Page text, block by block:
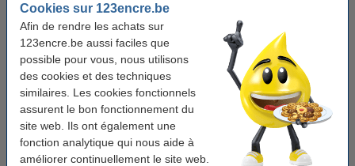
Cookies sur 123encre.be
Afin de rendre les achats sur
123encre.be aussi faciles que
possible pour vous, nous utilisons
des cookies et des techniques
similaires. Les cookies fonctionnels
assurent le bon fonctionnement du
site web. Ils ont également une
fonction analytique qui nous aide à
améliorer continuellement le site web.
Caractéristiques
Marque: 123encre
Grammage: 80 g/m²
Quantité: 5 ramettes (boîte)
Format: A3